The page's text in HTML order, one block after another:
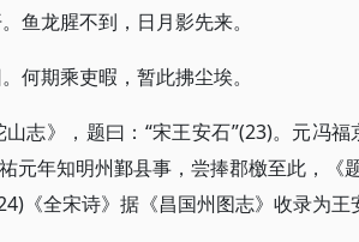
鱼龙腥不到，日月影先来。
何期乘吏暇，暂此拂尘埃。
志》，题曰：“宋王安石”(23)。元冯
元年知明州鄞县事，尝捧郡檄至此，
《全宋诗》据《昌国州图志》收录为王